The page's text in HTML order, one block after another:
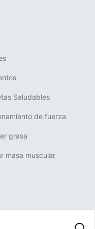
Saludables
de fuerza
grasa
masa muscular